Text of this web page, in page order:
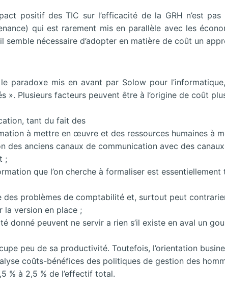
positif des TIC sur l’efficacité de la GRH n’est
qui est rarement mis en parallèle avec les
semble nécessaire d’adopter en matière de coût un
paradoxe mis en avant par Solow pour
Plusieurs facteurs peuvent être à l’origine de coût
tant du fait des
à mettre en œuvre et des ressources humaines à
des anciens canaux de communication avec des
;
que l’on cherche à formaliser est
des problèmes de comptabilité et, surtout peut
la version en place ;
donné peuvent ne servir a rien s’il existe en aval un
peu de sa productivité. Toutefois, l’orientation
coûts-bénéfices des politiques de gestion des
% à 2,5 % de l’effectif total.